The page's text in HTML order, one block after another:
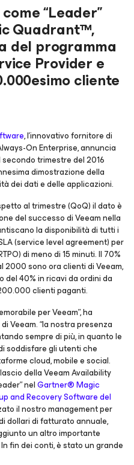
“Leader”
Quadrant™,
del programma
Provider e
cliente
, l’innovativo fornitore di
On Enterprise, annuncia
trimestre del 2016
dimostrazione della
dei dati e delle applicazioni.
al trimestre (QoQ) il dato è
del successo di Veeam nella
la disponibilità di tutti i
(service level agreement) per
di meno di 15 minuti. Il 70%
2000 sono ora clienti di Veeam,
del 40% in ricavi da ordini da
clienti paganti.
per Veeam”, ha
Veeam. “la nostra presenza
sempre di più, in quanto le
soddisfare gli utenti che
cloud, mobile e social.
della Veeam Availability
nelGartner® Magic
and Recovery Software del
il nostro management per
dollari di fatturato annuale,
un altro importante
fin dei conti, è stato un grande